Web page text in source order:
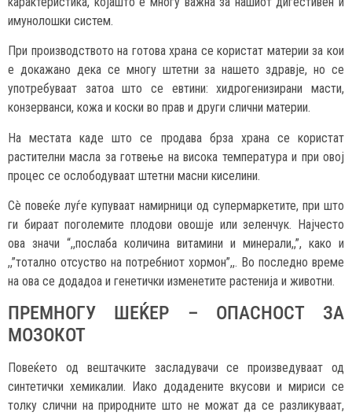
имунолошки систем.
При производството на готова храна се користат материи за кои
е докажано дека се многу штетни за нашето здравје, но се
употребуваат затоа што се евтини: хидрогенизирани масти,
конзерванси, кожа и коски во прав и други слични материи.
На местата каде што се продава брза храна се користат
растителни масла за готвење на висока температура и при овој
процес се ослободуваат штетни масни киселини.
Сè повеќе луѓе купуваат намирници од супермаркетите, при што
ги бираат поголемите плодови овошје или зеленчук. Најчесто
ова значи “,,послаба количина витамини и минерали,,”, како и
,,”тотално отсуство на потребниот хормон”,,. Во последно време
на ова се додадоа и генетички изменетите растенија и животни.
ПРЕМНОГУ ШЕЌЕР – ОПАСНОСТ ЗА
МОЗОКОТ
Повеќето од вештачките засладувачи се произведуваат од
синтетички хемикалии. Иако додадените вкусови и мириси се
толку слични на природните што не можат да се разликуваат,